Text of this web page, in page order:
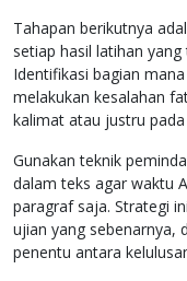
Tahapan berikutnya
setiap hasil latihan
Identifikasi bagian
melakukan kesalahan
kalimat atau justru
Gunakan teknik
dalam teks agar waktu
paragraf saja. Strategi
ujian yang sebenarnya,
penentu antara